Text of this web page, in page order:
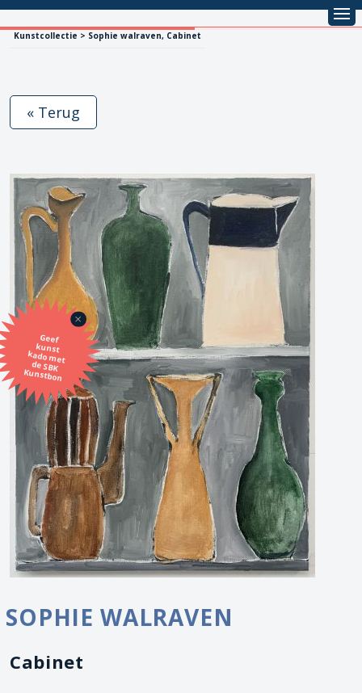
Kunstcollectie > Sophie walraven, Cabinet
Geef
kunst
kado met
de SBK
Kunstbon
« Terug
SOPHIE WALRAVEN
Cabinet